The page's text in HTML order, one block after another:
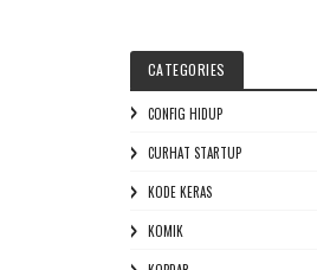
CATEGORIES
CONFIG HIDUP
CURHAT STARTUP
KODE KERAS
KOMIK